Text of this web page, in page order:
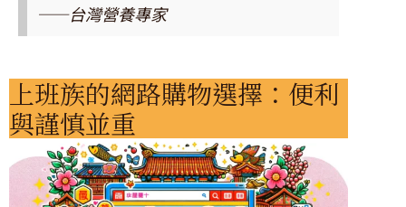
——台灣營養專家
上班族的網路購物選擇：便利
與謹慎並重